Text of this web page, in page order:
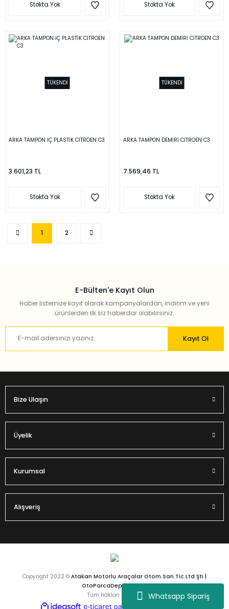
Whatsapp Sipariş
Stokta Yok Stokta Yok
TÜKENDİ
ARKA TAMPON İÇ PLASTİK CİTROEN C3
3.601,23 TL
Stokta Yok
TÜKENDİ
ARKA TAMPON DEMİRİ CİTROEN C3
7.569,46 TL
Stokta Yok
1 2
E-Bülten'e Kayıt Olun
Haber listemize kayıt olarak kampanyalardan, indirim ve yeni
ürünlerden ilk siz haberdar olabilirsiniz.
Kayıt Ol
Bize Ulaşın
Üyelik
Kurumsal
Alışveriş
Copyright 2022 © Atakan Motorlu Araçalar Otom.San.Tic.Ltd.Şti |
OtoParcaDeposu.com
Tüm hakları saklıdır.
ideasoft